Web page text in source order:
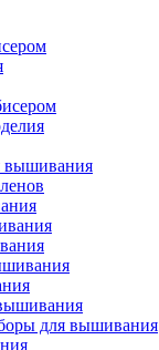
вышивания
для вышивания